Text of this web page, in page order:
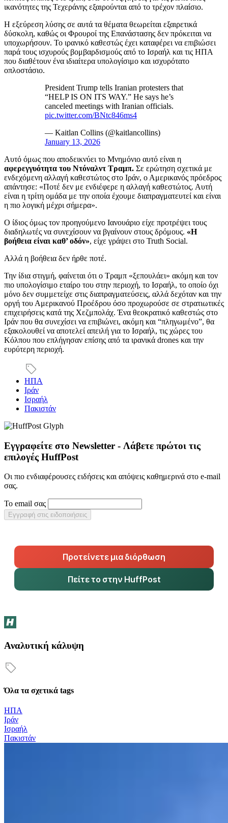
ικανότητες της Τεχεράνης εξαιρούνται από το τρέχον πλαίσιο.
Η εξεύρεση λύσης σε αυτά τα θέματα θεωρείται εξαιρετικά
δύσκολη, καθώς οι Φρουροί της Επανάστασης δεν πρόκειται να
υποχωρήσουν. Το ιρανικό καθεστώς έχει καταφέρει να επιβιώσει
παρά τους ισχυρούς βομβαρδισμούς από το Ισραήλ και τις ΗΠΑ
που διαθέτουν ένα ιδιαίτερα υπολογίσιμο και ισχυρότατο
οπλοστάσιο.
President Trump tells Iranian protesters that
“HELP IS ON ITS WAY.” He says he’s
canceled meetings with Iranian officials.
pic.twitter.com/BNtc846ms4
— Kaitlan Collins (@kaitlancollins)
January 13, 2026
Αυτό όμως που αποδεικνύει το Μνημόνιο αυτό είναι η
αφερεγγυότητα του Ντόναλντ Τραμπ. Σε ερώτηση σχετικά με
ενδεχόμενη αλλαγή καθεστώτος στο Ιράν, ο Αμερικανός πρόεδρος
απάντησε: «Ποτέ δεν με ενδιέφερε η αλλαγή καθεστώτος. Αυτή
είναι η τρίτη ομάδα με την οποία έχουμε διαπραγματευτεί και είναι
η πιο λογική μέχρι σήμερα».
Ο ίδιος όμως τον προηγούμενο Ιανουάριο είχε προτρέψει τους
διαδηλωτές να συνεχίσουν να βγαίνουν στους δρόμους. «Η
βοήθεια είναι καθ’ οδόν», είχε γράψει στο Truth Social.
Αλλά η βοήθεια δεν ήρθε ποτέ.
Την ίδια στιγμή, φαίνεται ότι ο Τραμπ «ξεπουλάει» ακόμη και τον
πιο υπολογίσιμο εταίρο του στην περιοχή, το Ισραήλ, το οποίο όχι
μόνο δεν συμμετείχε στις διαπραγματεύσεις, αλλά δεχόταν και την
οργή του Αμερικανού Προέδρου όσο προχωρούσε σε στρατιωτικές
επιχειρήσεις κατά της Χεζμπολάχ. Ένα θεοκρατικό καθεστώς στο
Ιράν που θα συνεχίσει να επιβιώνει, ακόμη και “πληγωμένο”, θα
εξακολουθεί να αποτελεί απειλή για το Ισραήλ, τις χώρες του
Κόλπου που επλήγησαν επίσης από τα ιρανικά drones και την
ευρύτερη περιοχή.
ΗΠΑ
Ιράν
Ισραήλ
Πακιστάν
Εγγραφείτε στο Newsletter - Λάβετε πρώτοι τις
επιλογές HuffPost
Οι πιο ενδιαφέρουσες ειδήσεις και απόψεις καθημερινά στο e-mail
σας.
Το email σας
Εγγραφή στις ειδοποιήσεις
Προτείνετε μια διόρθωση
Πείτε το στην HuffPost
Αναλυτική κάλυψη
Όλα τα σχετικά tags
ΗΠΑ
Ιράν
Ισραήλ
Πακιστάν